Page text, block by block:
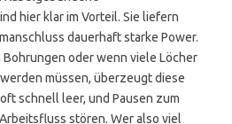
hier klar im Vorteil. Sie liefern
dauerhaft starke Power.
oder wenn viele Löcher
müssen, überzeugt diese
schnell leer, und Pausen zum
stören. Wer also viel